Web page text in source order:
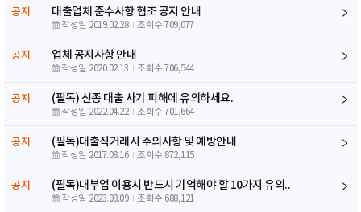
공지 대출업체 준수사항 협조 공지 안내
작성일 2019.02.28 조회수 709,077
공지 업체 공지사항 안내
작성일 2020.02.13 조회수 706,544
공지 (필독) 신종 대출 사기 피해에 유의하세요.
작성일 2022.04.22 조회수 701,664
공지 (필독)대출직거래시 주의사항 및 예방안내
작성일 2017.08.16 조회수 872,115
공지 (필독)대부업 이용시 반드시 기억해야 할 10가지 유의..
작성일 2023.08.09 조회수 688,121